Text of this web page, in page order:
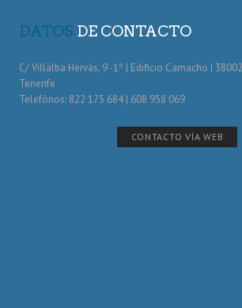
DATOS DE CONTACTO
C/ Villalba Hervás, 9 -1º | Edificio Camacho |
Tenerife
Telefónos: 822 175 684 | 608 958 069
CONTACTO VÍA WEB